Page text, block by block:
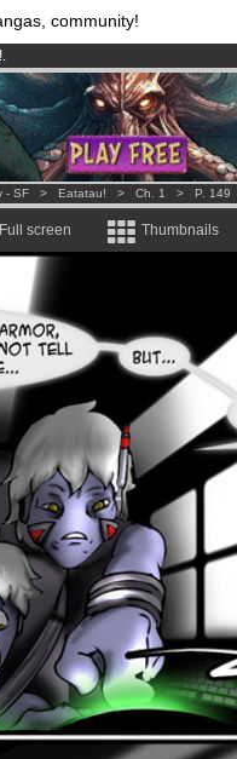
community!
!.
eurosper month !Get membership
comics & mangas!.
- SF > Eatatau! > Ch. 1 > P. 149
Full screen Thumbnails